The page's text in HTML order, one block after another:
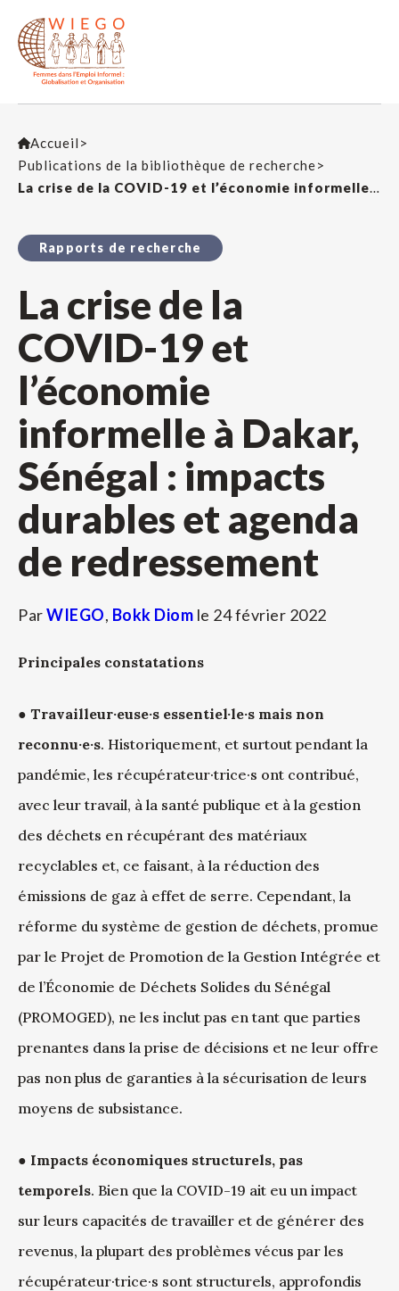
Accueil >
Publications de la bibliothèque de recherche>
La crise de la COVID-19 et l’économie informelle à Dakar, Sénégal : impacts durables et agenda de redressement
Rapports de recherche
La crise de la
COVID-19 et
l’économie
informelle à Dakar,
Sénégal : impacts
durables et agenda
de redressement
ParWIEGO, Bokk Diom le 24 février 2022
Principales constatations
● Travailleur·euse·s essentiel·le·s mais non
reconnu·e·s. Historiquement, et surtout pendant la
pandémie, les récupérateur·trice·s ont contribué,
avec leur travail, à la santé publique et à la gestion
des déchets en récupérant des matériaux
recyclables et, ce faisant, à la réduction des
émissions de gaz à effet de serre. Cependant, la
réforme du système de gestion de déchets, promue
par le Projet de Promotion de la Gestion Intégrée et
de l’Économie de Déchets Solides du Sénégal
(PROMOGED), ne les inclut pas en tant que parties
prenantes dans la prise de décisions et ne leur offre
pas non plus de garanties à la sécurisation de leurs
moyens de subsistance.
● Impacts économiques structurels, pas
temporels. Bien que la COVID-19 ait eu un impact
sur leurs capacités de travailler et de générer des
revenus, la plupart des problèmes vécus par les
récupérateur·trice·s sont structurels, approfondis